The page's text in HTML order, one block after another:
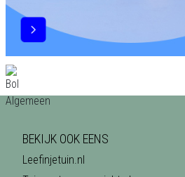
BEKIJK OOK EENS
Leefinjetuin.nl